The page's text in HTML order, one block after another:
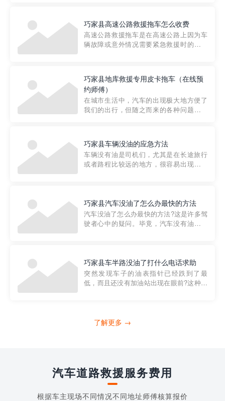
细解析一下市区事故救援拖车的收费标
准，以及在选用拖车服务时应注...
巧家县高速公路救援拖车怎么收费
高速公路救援拖车是在高速公路上因为车
辆故障或意外情况需要紧急救援时的必备
路救援拖车的收费标准是由当地交通管理
部门制定的。起步价通...
巧家县地库救援专用皮卡拖车（在线预
约师傅）
在城市生活中，汽车的出现极大地方便了
我们的出行，但随之而来的各种问题也让
紧急情况下，我们需要一种高效可靠的救
援方式。而这时，地库救援专...
巧家县车辆没油的应急方法
车辆没有油是司机们，尤其是在长途旅行
或者路程比较远的地方，很容易出现这种
的送油师傅，解决没油的紧急情况。 首
先，让我们来了解一下穿...
巧家县汽车没油了怎么办最快的方法
汽车没油了怎么办最快的方法?这是许多驾
驶者心中的疑问。毕竟，汽车没有油就无
越者小程序是一款专门解决汽车没油问题
的在线服务平台。通过...
巧家县车半路没油了打什么电话求助
突然发现车子的油表指针已经跌到了最
低，而且还没有加油站出现在眼前?这种情
打4006363122请求送油人员来帮助你。
了解更多 →
汽车道路救援服务费用
根据车主现场不同情况不同地址师傅核算报价